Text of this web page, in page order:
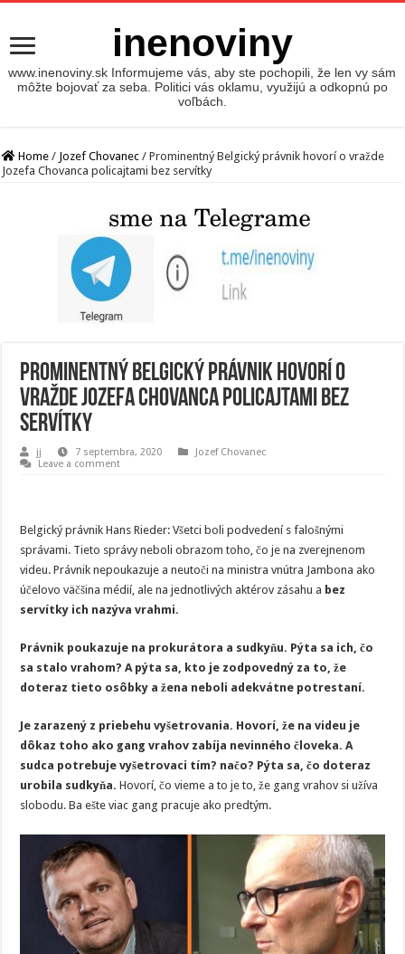
inenoviny
www.inenoviny.sk Informujeme vás, aby ste pochopili, že len vy sám
môžte bojovať za seba. Politici vás oklamu, využijú a odkopnú po
voľbách.
Home / Jozef Chovanec / Prominentný Belgický právnik hovorí o vražde
Jozefa Chovanca policajtami bez servítky
Prominentný Belgický právnik hovorí o
vražde Jozefa Chovanca policajtami bez
servítky
jj 7 septembra, 2020
Jozef Chovanec
Leave a comment
Belgický právnik Hans Rieder: Všetci boli podvedení s falošnými
správami. Tieto správy neboli obrazom toho, čo je na zverejnenom
videu. Právnik nepoukazuje a neutoči na ministra vnútra Jambona ako
účelovo väčšina médií, ale na jednotlivých aktérov zásahu a bez
servítky ich nazýva vrahmi.
Právnik poukazuje na prokurátora a sudkyňu. Pýta sa ich, čo
sa stalo vrahom? A pýta sa, kto je zodpovedný za to, že
doteraz tieto osôbky a žena neboli adekvátne potrestaní.
Je zarazený z priebehu vyšetrovania. Hovorí, že na videu je
dôkaz toho ako gang vrahov zabíja nevinného človeka. A
sudca potrebuje vyšetrovaci tím? načo? Pýta sa, čo doteraz
urobila sudkyňa. Hovorí, čo vieme a to je to, že gang vrahov si užíva
slobodu. Ba ešte viac gang pracuje ako predtým.